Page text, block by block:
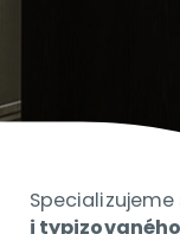
Specializujeme
i